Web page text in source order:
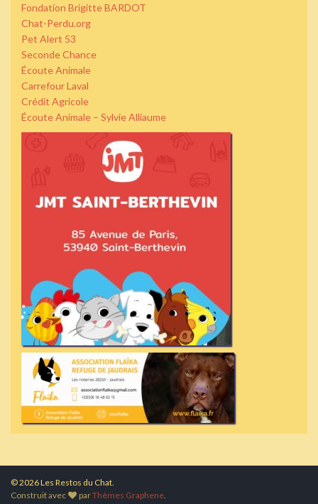
Fondation Brigitte BARDOT
Chat-Perdu.org
Pet Alert 53
Seconde Chance
Écoute Animale
Carrefour Laval
Crédit Agricole
Écoute Animale – Sylvie Alliaume
© 2026 Les Restos du Chat.
Construit avec
parThèmes Graphene